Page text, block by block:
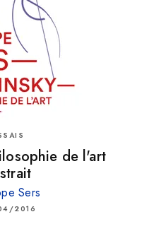
de l'art
Sers
2016